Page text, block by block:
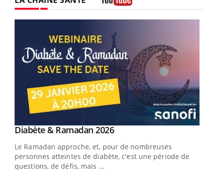
Youtube
Diabète & Ramadan 2026Youtube
Le Ramadan approche, et, pour de nombreuses
personnes atteintes de diabète, c'est une période de
questions, de défis, mais ...